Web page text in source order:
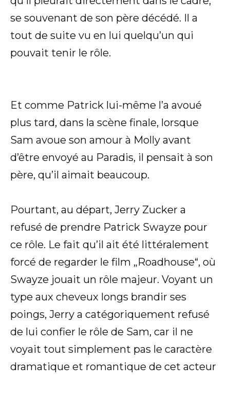
se souvenant de son père décédé. Il a
tout de suite vu en lui quelqu’un qui
pouvait tenir le rôle.
Et comme Patrick lui-même l’a avoué
plus tard, dans la scène finale, lorsque
Sam avoue son amour à Molly avant
d’être envoyé au Paradis, il pensait à son
père, qu’il aimait beaucoup.
Pourtant, au départ, Jerry Zucker a
refusé de prendre Patrick Swayze pour
ce rôle. Le fait qu’il ait été littéralement
forcé de regarder le film „Roadhouse“, où
Swayze jouait un rôle majeur. Voyant un
type aux cheveux longs brandir ses
poings, Jerry a catégoriquement refusé
de lui confier le rôle de Sam, car il ne
voyait tout simplement pas le caractère
dramatique et romantique de cet acteur